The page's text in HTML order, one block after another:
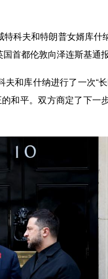
夫和特朗普女婿库什
首都伦敦向泽连斯基通
库什纳进行了一次“长
和平。双方商定了下一